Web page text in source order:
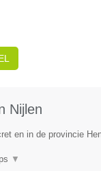
Nijlen
en in de provincie
▼